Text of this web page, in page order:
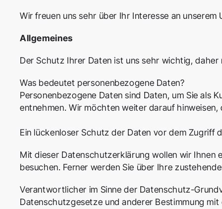
Wir freuen uns sehr über Ihr Interesse an unserem
Allgemeines
Der Schutz Ihrer Daten ist uns sehr wichtig,
Was bedeutet personenbezogene Daten?
Personenbezogene Daten sind Daten, um Sie als
entnehmen. Wir möchten weiter darauf
Ein lückenloser Schutz der Daten vor dem
Mit dieser Datenschutzerklärung wollen wir Ihnen
besuchen. Ferner werden Sie über Ihre
Verantwortlicher im Sinne der Datenschutz-
Datenschutzgesetze und anderer Bestimmung